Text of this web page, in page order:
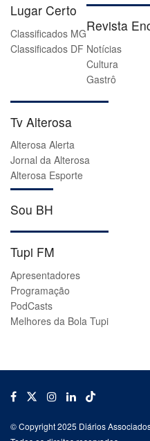
Lugar Certo
Classificados MG
Classificados DF
Revista
Notícias
Cultura
Gastrô
Tv Alterosa
Alterosa Alerta
Jornal da Alterosa
Alterosa Esporte
Sou BH
Tupi FM
Apresentadores
Programação
PodCasts
Melhores da Bola Tupi
© Copyright 2025 Diários